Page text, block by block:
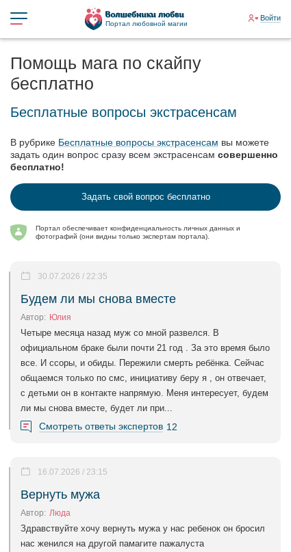
Портал любовной магии
Войти
Помощь мага по скайпу
бесплатно
Бесплатные вопросы экстрасенсам
В рубрике Бесплатные вопросы экстрасенсам вы можете
задать один вопрос сразу всем экстрасенсам совершенно
бесплатно!
Задать свой вопрос бесплатно
Портал обеспечивает конфиденциальность личных данных и
фотографий (они видны только экспертам портала).
Будем ли мы снова вместе
30.07.2026 / 22:35
Автор: Юлия
Четыре месяца назад муж со мной развелся. В
официальном браке были почти 21 год . За это время было
все. И ссоры, и обиды. Пережили смерть ребёнка. Сейчас
общаемся только по смс, инициативу беру я , он отвечает,
с детьми он в контакте напрямую. Меня интересует, будем
ли мы снова вместе, будет ли при...
Смотреть ответы экспертов 12
Вернуть мужа
16.07.2026 / 23:15
Автор: Люда
Здравствуйте хочу вернуть мужа у нас ребенок он бросил
нас женился на другой памагите пажалуста